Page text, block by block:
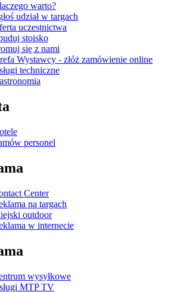
warto?
udział w targach
uczestnictwa
stoisko
się z nami
Wystawcy - złóż zamówienie online
techniczne
personel
Center
na targach
outdoor
w internecie
wysyłkowe
MTP TV